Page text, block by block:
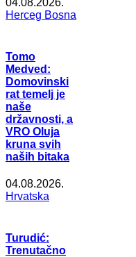
Herceg Bosna
Tomo
Medved:
Domovinski
rat temelj je
naše
državnosti, a
VRO Oluja
kruna svih
naših bitaka
04.08.2026.
Hrvatska
Turudić:
Trenutačno